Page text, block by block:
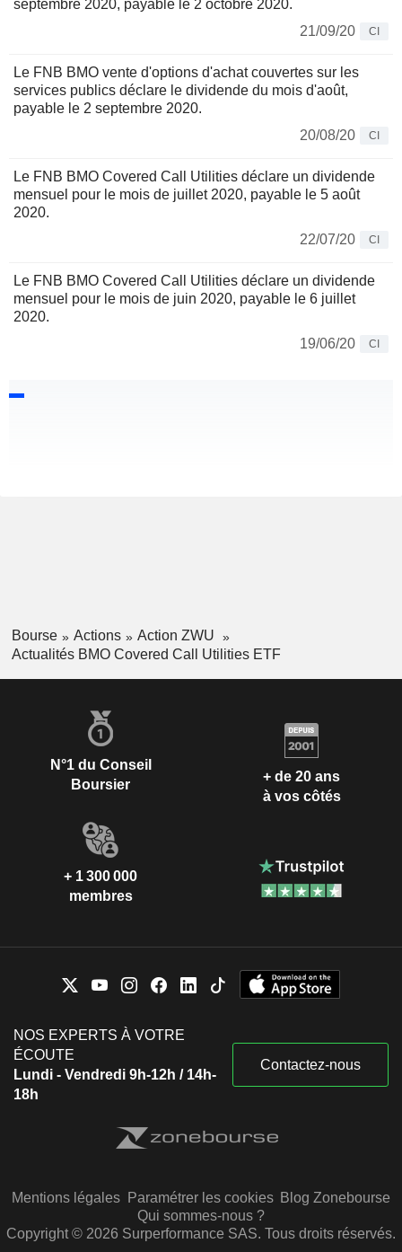
septembre 2020, payable le 2 octobre 2020.
21/09/20
CI
Le FNB BMO vente d'options d'achat couvertes sur les
services publics déclare le dividende du mois d'août,
payable le 2 septembre 2020.
20/08/20
CI
Le FNB BMO Covered Call Utilities déclare un dividende
mensuel pour le mois de juillet 2020, payable le 5 août
2020.
22/07/20
CI
Le FNB BMO Covered Call Utilities déclare un dividende
mensuel pour le mois de juin 2020, payable le 6 juillet
2020.
19/06/20
CI
Bourse Actions
Action ZWU
Actualités BMO Covered Call Utilities ETF
N°1 du Conseil
Boursier
+ de 20 ans
à vos côtés
+ 1 300 000
membres
NOS EXPERTS À VOTRE
ÉCOUTE
Lundi - Vendredi 9h-12h / 14h-
18h
Contactez-nous
Mentions légales Paramétrer les cookies Blog Zonebourse
Qui sommes-nous ?
Copyright © 2026 Surperformance SAS. Tous droits réservés.